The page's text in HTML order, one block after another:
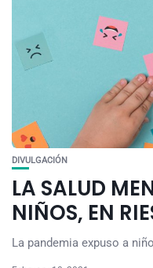
DIVULGACIÓN
LA SALUD
NIÑOS, EN
La pandemia expuso a